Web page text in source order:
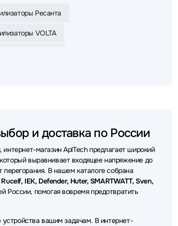
Ресанта
VOLTA
и доставка по России
магазин AplTech предлагает широкий
выравнивает входящее напряжение до
перегорания. В нашем каталоге собрана
IEK, Defender, Huter, SMARTWATT, Sven,
России, помогая вовремя предотвратить
устройства вашим задачам. В интернет-